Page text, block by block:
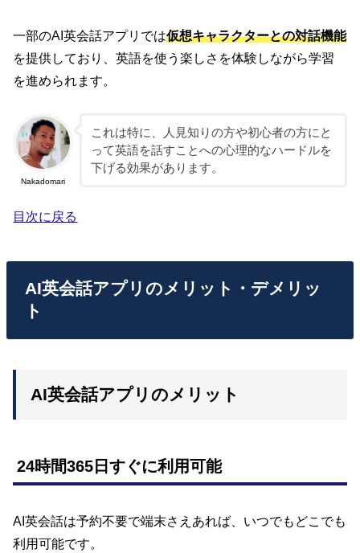
一部のAI英会話アプリでは仮想キャラクターとの対話機能
を提供しており、英語を使う楽しさを体験しながら学習
を進められます。
Nakadomari
これは特に、人見知りの方や初心者の方にと
って英語を話すことへの心理的なハードルを
下げる効果があります。
目次に戻る
AI英会話アプリのメリット・デメリッ
ト
AI英会話アプリのメリット
24時間365日すぐに利用可能
AI英会話は予約不要で端末さえあれば、いつでもどこでも
利用可能です。